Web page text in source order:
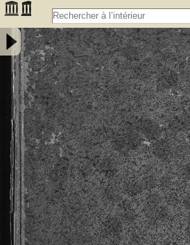
Privilèges, franchises, et libertés, sous
gouvernez les bourgeois, manans &
Cadillac, à eux concedez & ratifiez
Jean de Grailli, Pierre de Grailli,
de Foix ... années 1280. 1315. 1366.